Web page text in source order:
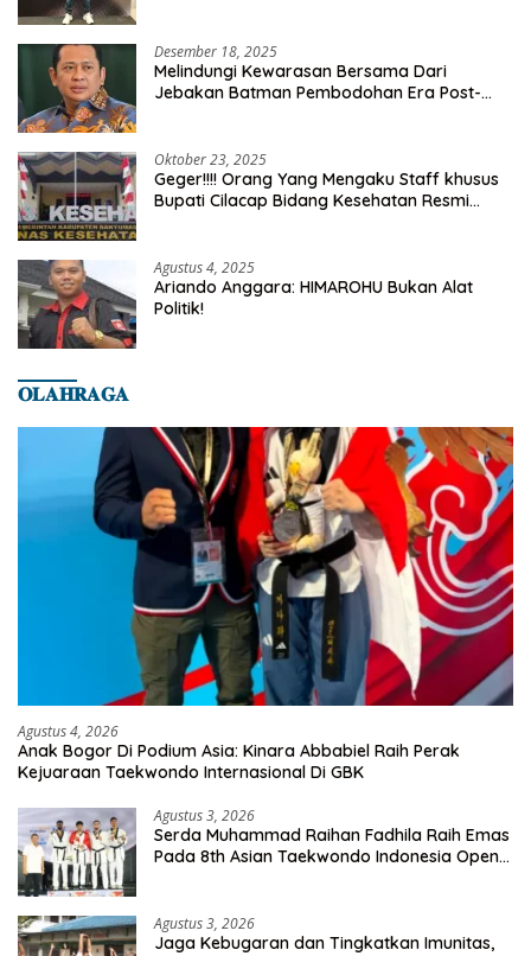
Desember 18, 2025
Melindungi Kewarasan Bersama Dari
Jebakan Batman Pembodohan Era Post-
Oktober 23, 2025
Geger!!!! Orang Yang Mengaku Staff khusus
Bupati Cilacap Bidang Kesehatan Resmi
Agustus 4, 2025
Ariando Anggara: HIMAROHU Bukan Alat
Politik!
𝐎𝐋𝐀𝐇𝐑𝐀𝐆𝐀
Agustus 4, 2026
Anak Bogor Di Podium Asia: Kinara Abbabiel Raih Perak
Kejuaraan Taekwondo Internasional Di GBK
Agustus 3, 2026
Serda Muhammad Raihan Fadhila Raih Emas
Pada 8th Asian Taekwondo Indonesia Open
Agustus 3, 2026
Jaga Kebugaran dan Tingkatkan Imunitas,